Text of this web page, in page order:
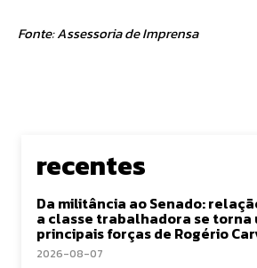
Fonte: Assessoria de Imprensa
recentes
Da militância ao Senado:
a classe trabalhadora se torna
principais forças de Rogério
2026-08-07